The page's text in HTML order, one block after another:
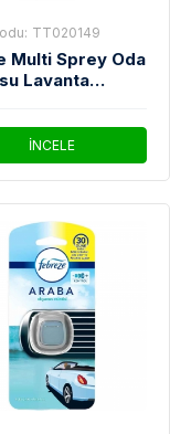
TT020149
Multi Sprey Oda
Lavanta
İNCELE